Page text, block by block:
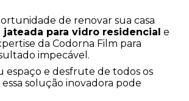
de renovar sua casa
jateada para vidro residencial e
da Codorna Film para
impecável.
espaço e desfrute de todos os
solução inovadora pode